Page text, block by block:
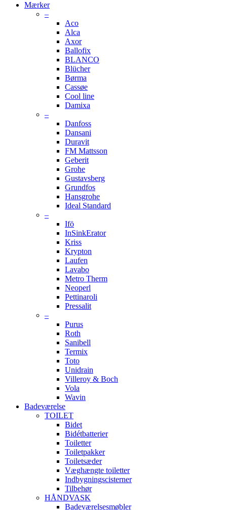
Mærker
–
Aco
Alca
Axor
Ballofix
BLANCO
Blücher
Børma
Cassøe
Cool line
Damixa
–
Danfoss
Dansani
Duravit
FM Mattsson
Geberit
Grohe
Gustavsberg
Grundfos
Hansgrohe
Ideal Standard
–
Ifö
InSinkErator
Kriss
Krypton
Laufen
Lavabo
Metro Therm
Neoperl
Pettinaroli
Pressalit
–
Purus
Roth
Sanibell
Termix
Toto
Unidrain
Villeroy & Boch
Vola
Wavin
Badeværelse
TOILET
Bidet
Bidétbatterier
Toiletter
Toiletpakker
Toiletsæder
Væghængte toiletter
Indbygningscisterner
Tilbehør
HÅNDVASK
Badeværelsesmøbler